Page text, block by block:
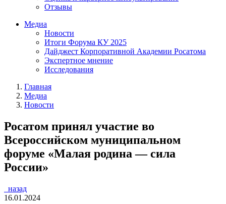
Отзывы
Медиа
Новости
Итоги Форума КУ 2025
Дайджест Корпоративной Академии Росатома
Экспертное мнение
Исследования
Главная
Медиа
Новости
Росатом принял участие во
Всероссийском муниципальном
форуме «Малая родина — сила
России»
назад
16.01.2024